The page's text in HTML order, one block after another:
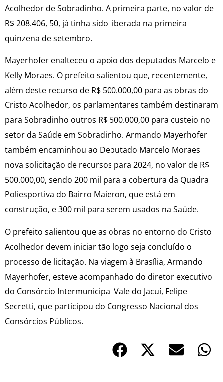
Acolhedor de Sobradinho. A primeira parte, no valor de
R$ 208.406, 50, já tinha sido liberada na primeira
quinzena de setembro.
Mayerhofer enalteceu o apoio dos deputados Marcelo e
Kelly Moraes. O prefeito salientou que, recentemente,
além deste recurso de R$ 500.000,00 para as obras do
Cristo Acolhedor, os parlamentares também destinaram
para Sobradinho outros R$ 500.000,00 para custeio no
setor da Saúde em Sobradinho. Armando Mayerhofer
também encaminhou ao Deputado Marcelo Moraes
nova solicitação de recursos para 2024, no valor de R$
500.000,00, sendo 200 mil para a cobertura da Quadra
Poliesportiva do Bairro Maieron, que está em
construção, e 300 mil para serem usados na Saúde.
O prefeito salientou que as obras no entorno do Cristo
Acolhedor devem iniciar tão logo seja concluído o
processo de licitação. Na viagem à Brasília, Armando
Mayerhofer, esteve acompanhado do diretor executivo
do Consórcio Intermunicipal Vale do Jacuí, Felipe
Secretti, que participou do Congresso Nacional dos
Consórcios Públicos.